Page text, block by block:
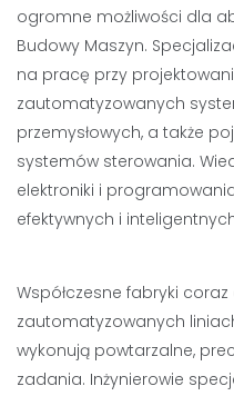
ogromne możliwości dla
Budowy Maszyn.
na pracę przy
zautomatyzowanych
przemysłowych, a także
systemów sterowania.
elektroniki i
efektywnych i
Współczesne fabryki
zautomatyzowanych
wykonują powtarzalne,
zadania. Inżynierowie